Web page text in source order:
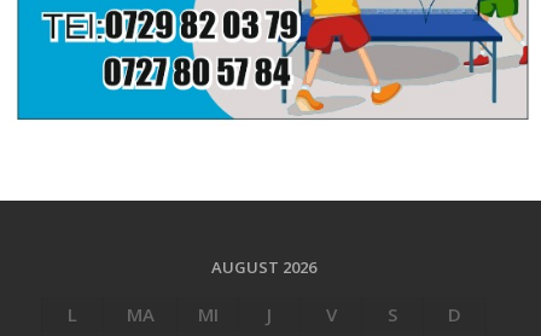
AUGUST 2026
L MA MI J V S
D